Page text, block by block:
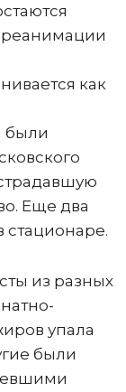
реанимации
как
были
Еще два
стационаре.
из разных
упала
были